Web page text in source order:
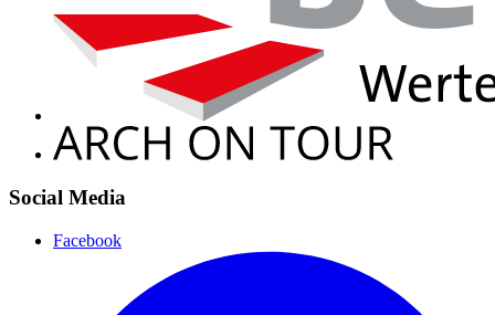
Social Media
Facebook